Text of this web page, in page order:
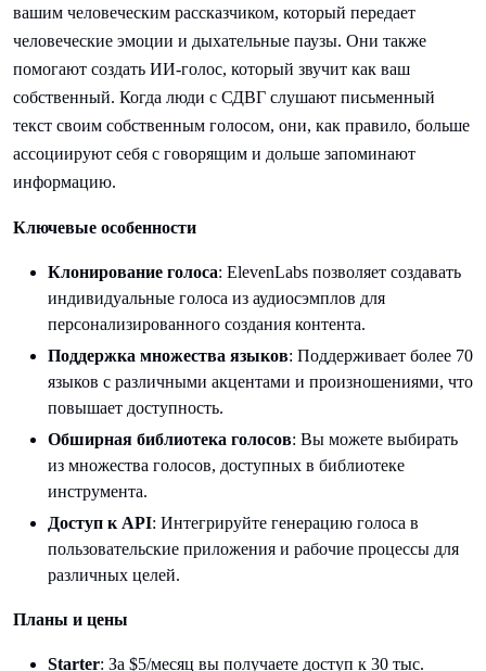
вашим человеческим рассказчиком, который передает
человеческие эмоции и дыхательные паузы. Они также
помогают создать ИИ-голос, который звучит как ваш
собственный. Когда люди с СДВГ слушают письменный
текст своим собственным голосом, они, как правило, больше
ассоциируют себя с говорящим и дольше запоминают
информацию.
Ключевые особенности
Клонирование голоса: ElevenLabs позволяет создавать
индивидуальные голоса из аудиосэмплов для
персонализированного создания контента.
Поддержка множества языков: Поддерживает более 70
языков с различными акцентами и произношениями, что
повышает доступность.
Обширная библиотека голосов: Вы можете выбирать
из множества голосов, доступных в библиотеке
инструмента.
Доступ к API: Интегрируйте генерацию голоса в
пользовательские приложения и рабочие процессы для
различных целей.
Планы и цены
Starter: За $5/месяц вы получаете доступ к 30 тыс.